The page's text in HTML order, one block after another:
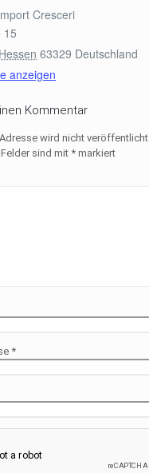
Cresceri
15
Hessen 63329 Deutschland
anzeigen
Kommentar
wird nicht veröffentlicht.
sind mit * markiert
*